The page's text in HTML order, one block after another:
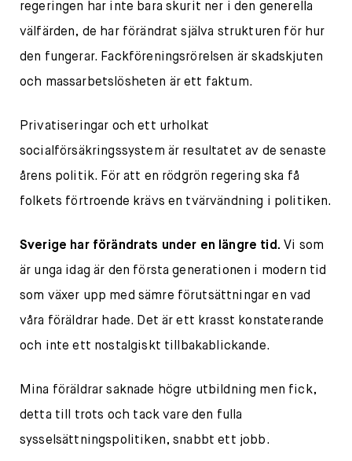
regeringen har inte bara skurit ner i den generella
välfärden, de har förändrat själva strukturen för hur
den fungerar. Fackföreningsrörelsen är skadskjuten
och massarbetslösheten är ett faktum.
Privatiseringar och ett urholkat
socialförsäkringssystem är resultatet av de senaste
årens politik. För att en rödgrön regering ska få
folkets förtroende krävs en tvärvändning i politiken.
Sverige har förändrats under en längre tid. Vi som
är unga idag är den första generationen i modern tid
som växer upp med sämre förutsättningar en vad
våra föräldrar hade. Det är ett krasst konstaterande
och inte ett nostalgiskt tillbakablickande.
Mina föräldrar saknade högre utbildning men fick,
detta till trots och tack vare den fulla
sysselsättningspolitiken, snabbt ett jobb.